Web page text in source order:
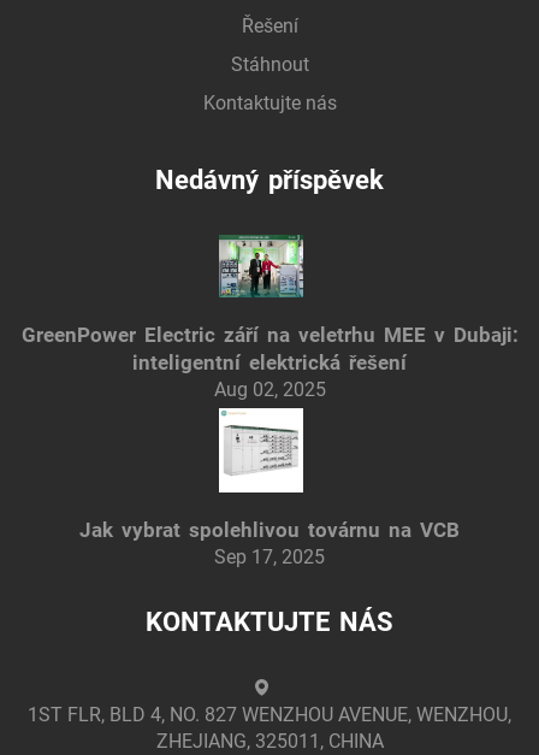
Řešení
Stáhnout
Kontaktujte nás
Nedávný příspěvek
GreenPower Electric září na veletrhu MEE v Dubaji:
inteligentní elektrická řešení
Aug 02, 2025
Jak vybrat spolehlivou továrnu na VCB
Sep 17, 2025
KONTAKTUJTE NÁS
1ST FLR, BLD 4, NO. 827 WENZHOU AVENUE, WENZHOU,
ZHEJIANG, 325011, CHINA